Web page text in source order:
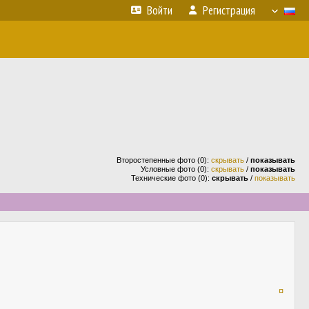
Войти Регистрация
Второстепенные фото (0): скрывать / показывать
Условные фото (0): скрывать / показывать
Технические фото (0): скрывать / показывать
¤